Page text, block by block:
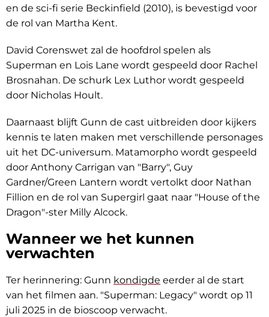
en de sci-fi serie Beckinfield (2010), is bevestigd voor
de rol van Martha Kent.
David Corenswet zal de hoofdrol spelen als
Superman en Lois Lane wordt gespeeld door Rachel
Brosnahan. De schurk Lex Luthor wordt gespeeld
door Nicholas Hoult.
Daarnaast blijft Gunn de cast uitbreiden door kijkers
kennis te laten maken met verschillende personages
uit het DC-universum. Matamorpho wordt gespeeld
door Anthony Carrigan van "Barry", Guy
Gardner/Green Lantern wordt vertolkt door Nathan
Fillion en de rol van Supergirl gaat naar "House of the
Dragon"-ster Milly Alcock.
Wanneer we het kunnen
verwachten
Ter herinnering: Gunn kondigde eerder al de start
van het filmen aan. "Superman: Legacy" wordt op 11
juli 2025 in de bioscoop verwacht.